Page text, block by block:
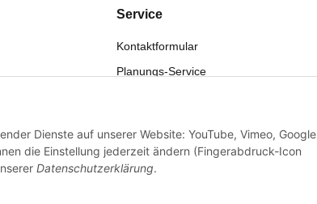
Service
Kontaktformular
Planungs-Service
Retouren-Service
Dienste auf unserer Website: YouTube, Vimeo, Google
die Einstellung jederzeit ändern (Fingerabdruck-Icon
Datenschutzerklärung.